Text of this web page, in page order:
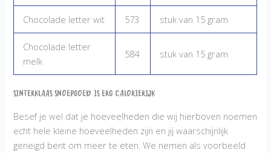
Chocolade letter wit 573 stuk van 15 gram
Chocolade letter
melk
584 stuk van 15 gram
Sinterklaas snoepgoed is erg calorierijk
Besef je wel dat je hoeveelheden die wij hierboven noemen
echt hele kleine hoeveelheden zijn en jij waarschijnlijk
geneigd bent om meer te eten. We nemen als voorbeeld